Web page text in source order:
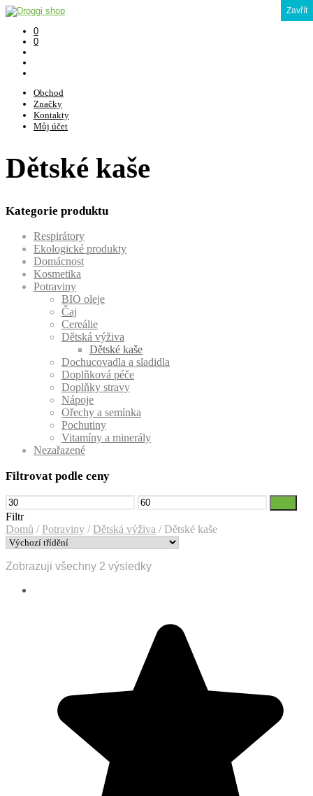
0
0
Obchod
Značky
Kontakty
Můj účet
Dětské kaše
Kategorie produktu
Respirátory
Ekologické produkty
Domácnost
Kosmetika
Potraviny
BIO oleje
Čaj
Cereálie
Dětská výživa
Dětské kaše
Dochucovadla a sladidla
Doplňková péče
Doplňky stravy
Nápoje
Ořechy a semínka
Pochutiny
Vitamíny a minerály
Nezařazené
Filtrovat podle ceny
Minimální
cena
Maximální
cena
Filtr
Domů / Potraviny / Dětská výživa /Dětské kaše
Zobrazuji všechny 2 výsledky
Zavřít